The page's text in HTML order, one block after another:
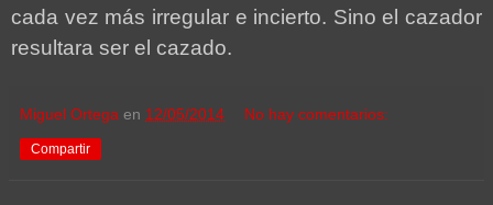
cada vez más irregular e incierto. Sino el cazador
resultara ser el cazado.
Miguel Ortega en 12/05/2014 No hay comentarios:
Compartir